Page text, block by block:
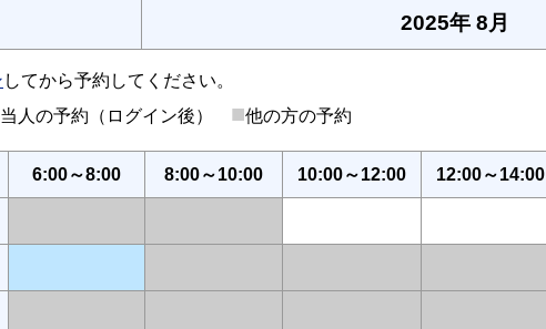
2025年 8月
してから予約してください。
当人の予約（ログイン後） ■他の方の予約
6:00～8:00 8:00～10:00 10:00～12:00 12:00～14:00